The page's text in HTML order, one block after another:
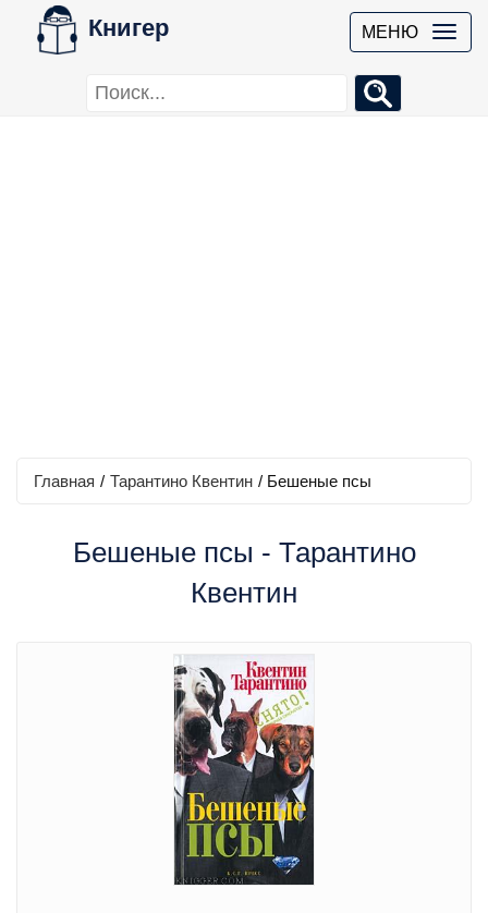
Книгер МЕНЮ
Главная / Тарантино Квентин / Бешеные псы
Бешеные псы - Тарантино
Квентин